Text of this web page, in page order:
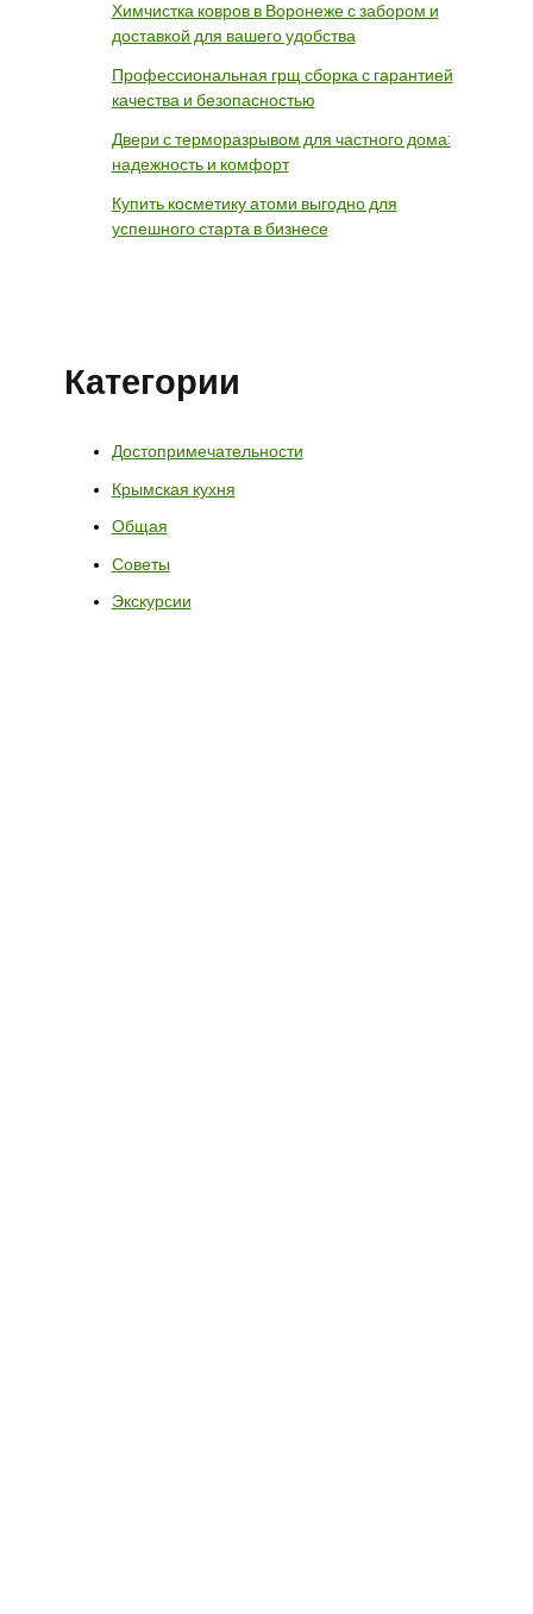
Химчистка ковров в Воронеже с забором и
доставкой для вашего удобства
Профессиональная грщ сборка с гарантией
качества и безопасностью
Двери с терморазрывом для частного дома:
надежность и комфорт
Купить косметику атоми выгодно для
успешного старта в бизнесе
Категории
Достопримечательности
Крымская кухня
Общая
Советы
Экскурсии